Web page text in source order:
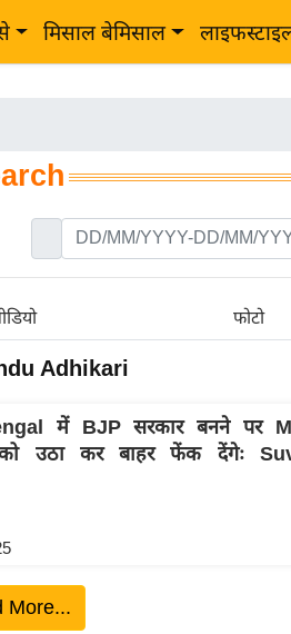
मिसाल बेमिसाल
फोटो
Adhikari
में BJP सरकार बनने पर
को उठा कर बाहर फेंक देंगेः
More...